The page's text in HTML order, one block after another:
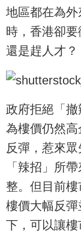
地區都在為
時，香港卻
還是趕人才？
政府拒絕「
為樓價仍然
反彈，惹來
「辣招」所
整。但目前
樓價大幅反
下，可以讓